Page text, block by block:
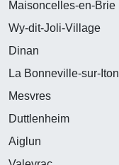
Maisoncelles-en-Brie
Wy-dit-Joli-Village
Dinan
La Bonneville-sur-Iton
Mesvres
Duttlenheim
Aiglun